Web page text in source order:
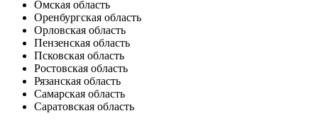
Омская область
Оренбургская область
Орловская область
Пензенская область
Псковская область
Ростовская область
Рязанская область
Самарская область
Саратовская область